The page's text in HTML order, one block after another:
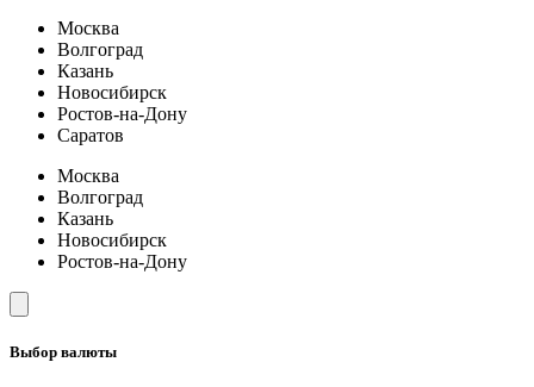
Москва
Волгоград
Казань
Новосибирск
Ростов-на-Дону
Саратов
Москва
Волгоград
Казань
Новосибирск
Ростов-на-Дону
Выбор валюты